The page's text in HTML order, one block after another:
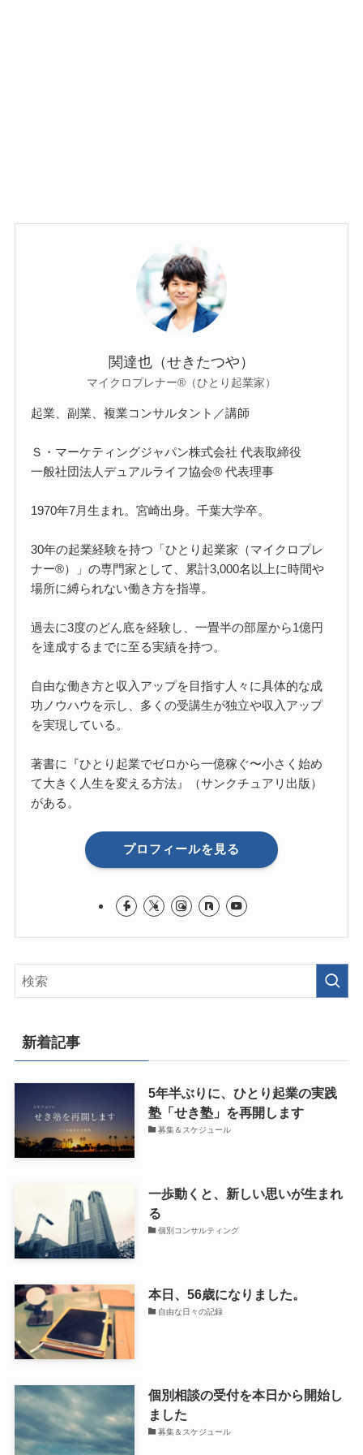
関達也（せきたつや）
マイクロプレナー®（ひとり起業家）
起業、副業、複業コンサルタント／講師
Ｓ・マーケティングジャパン株式会社 代表取締役
一般社団法人デュアルライフ協会® 代表理事
1970年7月生まれ。宮崎出身。千葉大学卒。
30年の起業経験を持つ「ひとり起業家（マイクロプレ
ナー®）」の専門家として、累計3,000名以上に時間や
場所に縛られない働き方を指導。
過去に3度のどん底を経験し、一畳半の部屋から1億円
を達成するまでに至る実績を持つ。
自由な働き方と収入アップを目指す人々に具体的な成
功ノウハウを示し、多くの受講生が独立や収入アップ
を実現している。
著書に『ひとり起業でゼロから一億稼ぐ〜小さく始め
て大きく人生を変える方法』（サンクチュアリ出版）
がある。
プロフィールを見る
新着記事
5年半ぶりに、ひとり起業の実践
塾「せき塾」を再開します
募集＆スケジュール
一歩動くと、新しい思いが生まれ
る
個別コンサルティング
本日、56歳になりました。
自由な日々の記録
個別相談の受付を本日から開始し
ました
募集＆スケジュール